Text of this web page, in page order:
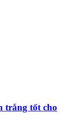
trắng tốt cho